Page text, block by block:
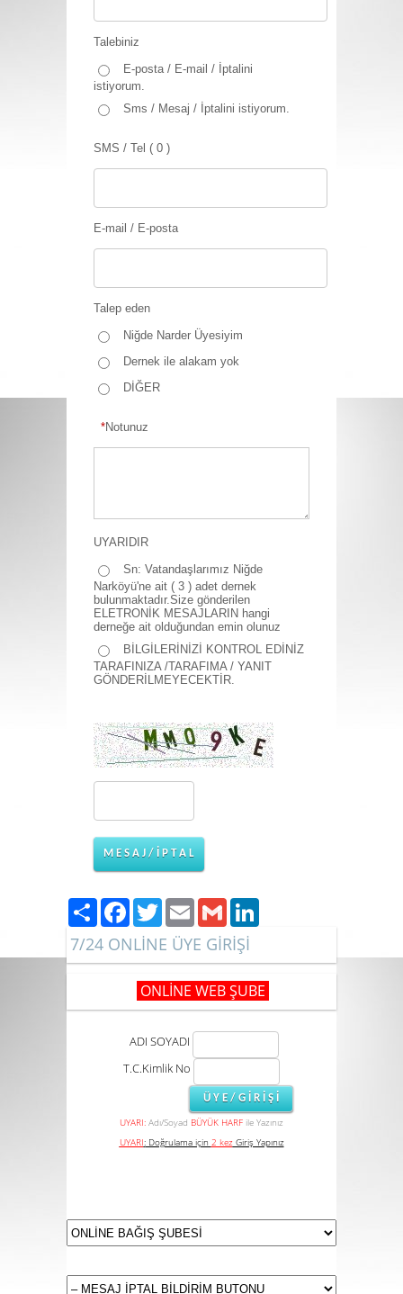
Talebiniz
E-posta / E-mail / İptalini
istiyorum.
Sms / Mesaj / İptalini istiyorum.
SMS / Tel ( 0 )
E-mail / E-posta
Talep eden
Niğde Narder Üyesiyim
Dernek ile alakam yok
DİĞER
*Notunuz
UYARIDIR
Sn: Vatandaşlarımız Niğde
Narköyü'ne ait ( 3 ) adet dernek
bulunmaktadır.Size gönderilen
ELETRONİK MESAJLARIN hangi
derneğe ait olduğundan emin olunuz
BİLGİLERİNİZİ KONTROL EDİNİZ
TARAFINIZA /TARAFIMA / YANIT
GÖNDERİLMEYECEKTİR.
M E S A J / İ P T A L
PaylaşFacebook
TwitterEmailGmail
7/24 ONLİNE ÜYE GİRİŞİ
ONLİNE WEB ŞUBE
ADI SOYADI
T.C.Kimlik No
UYARI: Adı/Soyad BÜYÜK HARF ile Yazınız
UYARI:Doğrulama için 2 kezGiriş Yapınız